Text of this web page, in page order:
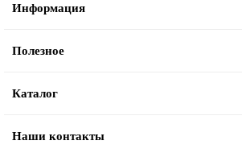
Информация
Полезное
Каталог
Наши контакты